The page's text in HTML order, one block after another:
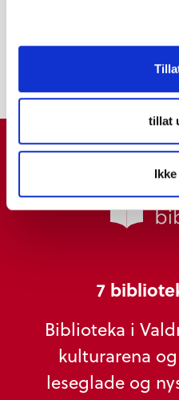
tillat
7
Biblioteka i
kulturarena
leseglade og